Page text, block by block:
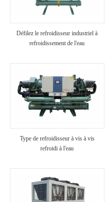
Défilez le refroidisseur industriel à
refroidissement de l'eau
Type de refroidisseur à vis à vis
refroidi à l'eau